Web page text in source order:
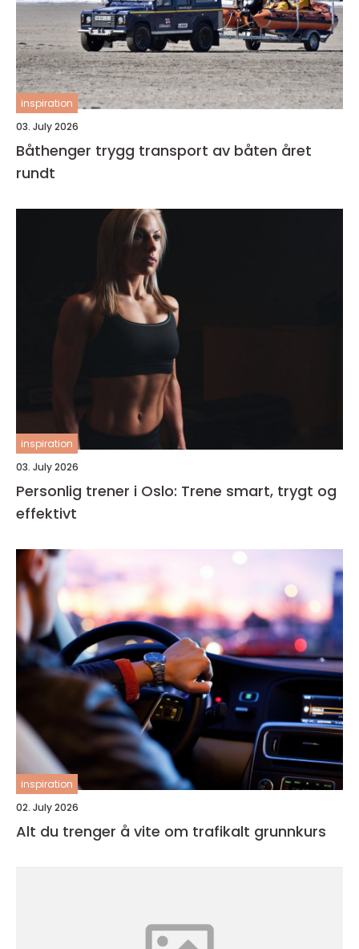
inspiration
03. July 2026
Båthenger trygg transport av båten året
rundt
inspiration
03. July 2026
Personlig trener i Oslo: Trene smart, trygt og
effektivt
inspiration
02. July 2026
Alt du trenger å vite om trafikalt grunnkurs